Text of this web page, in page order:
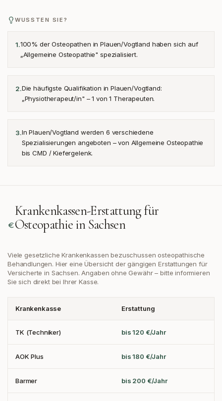
WUSSTEN SIE?
1.100% der Osteopathen in Plauen/Vogtland haben sich auf
„Allgemeine Osteopathie" spezialisiert.
2.Die häufigste Qualifikation in Plauen/Vogtland:
„Physiotherapeut/in" – 1 von 1 Therapeuten.
3.In Plauen/Vogtland werden 6 verschiedene
Spezialisierungen angeboten – von Allgemeine Osteopathie
bis CMD / Kiefergelenk.
Krankenkassen-Erstattung für
Osteopathie inSachsen
Viele gesetzliche Krankenkassen bezuschussen osteopathische
Behandlungen. Hier eine Übersicht der gängigen Erstattungen für
Versicherte in Sachsen. Angaben ohne Gewähr – bitte informieren
Sie sich direkt bei Ihrer Kasse.
Krankenkasse Erstattung
TK (Techniker) bis 120 €/Jahr
AOK Plus bis 180 €/Jahr
Barmer bis 200 €/Jahr